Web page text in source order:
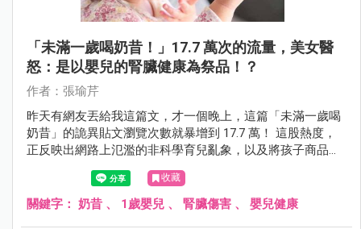
「未滿一歲喝奶昔！」17.7 萬次的流量，美女醫
怒：是以嬰兒的腎臟健康為祭品！？
作者：張瑜芹
昨天有網友丟給我這篇文，才一個晚上，這篇「未滿一歲喝
奶昔」的詭異貼文瀏覽次數就暴增到 17.7 萬！ 這股熱度，
正反映出網路上氾濫的非科學育兒亂象，以及將孩子商品化
的可悲趨勢。
收藏
關鍵字： 奶昔 、 1歲嬰兒 、 腎臟傷害 、 嬰兒健康